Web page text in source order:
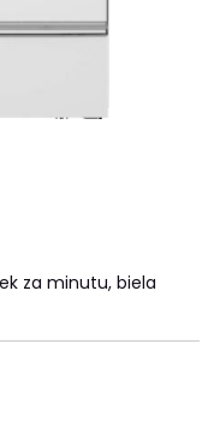
za minutu, biela